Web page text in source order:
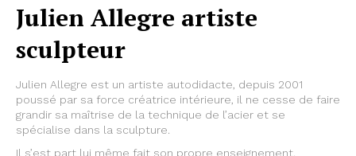
Julien Allegre artiste
sculpteur
Julien Allegre est un artiste autodidacte, depuis 2001
poussé par sa force créatrice intérieure, il ne cesse de faire
grandir sa maîtrise de la technique de l’acier et se
spécialise dans la sculpture.
Il s’est part lui même fait son propre enseignement.